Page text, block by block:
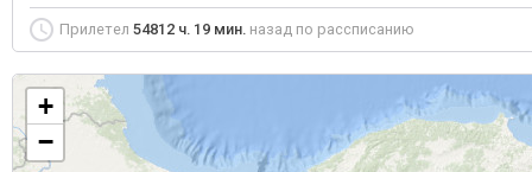
Прилетел 54812 ч. 19 мин. назад по рассписанию
+
−